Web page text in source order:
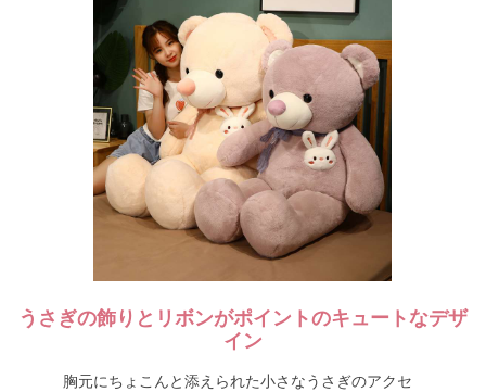
うさぎの飾りとリボンがポイントのキュートなデザ
イン
胸元にちょこんと添えられた小さなうさぎのアクセ